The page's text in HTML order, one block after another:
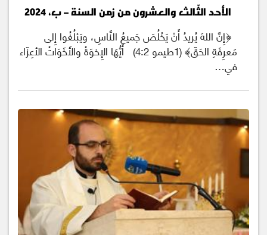
الأحد الثّالث والعشرون من زمن السنة – ب، 2024
﴿إِنَّ اللهَ يُريدُ أَنْ يَخْلُصَ جَميعُ النَّاسِ، ويَبْلُغُوا إِلى
مَعرِفَةِ الحَقّ﴾ (1طيمو 4:2) أَيُّهَا الإِخوَةُ والأَخَوَاتُ الأعِزّاء
في…